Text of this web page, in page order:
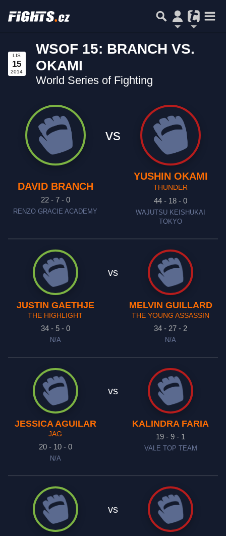
LIS
15
2014
WSOF 15: BRANCH VS.
OKAMI
World Series of Fighting
DAVID BRANCH
22 - 7 - 0
RENZO GRACIE ACADEMY
vs
YUSHIN OKAMI
THUNDER
44 - 18 - 0
WAJUTSU KEISHUKAI
TOKYO
JUSTIN GAETHJE
THE HIGHLIGHT
34 - 5 - 0
N/A
vs
MELVIN GUILLARD
THE YOUNG ASSASSIN
34 - 27 - 2
N/A
JESSICA AGUILAR
JAG
20 - 10 - 0
N/A
vs
KALINDRA FARIA
19 - 9 - 1
VALE TOP TEAM
vs